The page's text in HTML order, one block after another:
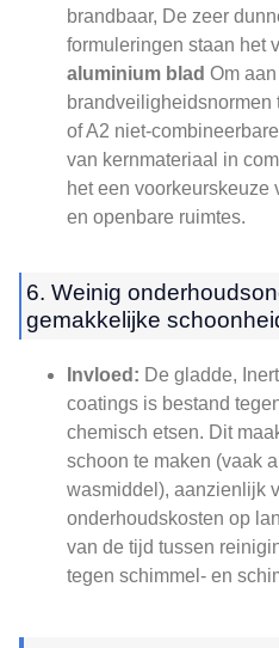
brandbaar, De zeer
formuleringen staan ​​het
aluminium blad Om
brandveiligheidsnormen
of A2 niet-
van kernmateriaal in
het een
en openbare ruimtes.
6. Weinig
gemakkelijke
Invloed: De gladde,
coatings is bestand
chemisch etsen. Dit
schoon te maken (vaak
wasmiddel), aanzienlijk
onderhoudskosten op
van de tijd tussen
tegen schimmel- en